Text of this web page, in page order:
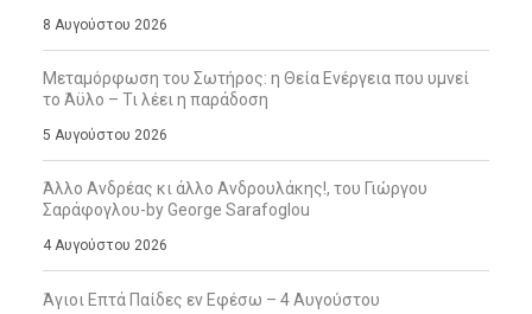
8 Αυγούστου 2026
Μεταμόρφωση του Σωτήρος: η Θεία Ενέργεια που υμνεί
το Άϋλο – Τι λέει η παράδοση
5 Αυγούστου 2026
Άλλο Ανδρέας κι άλλο Ανδρουλάκης!, του Γιώργου
Σαράφογλου-by George Sarafoglou
4 Αυγούστου 2026
Άγιοι Επτά Παίδες εν Εφέσω – 4 Αυγούστου